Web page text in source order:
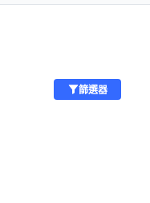
篩選器